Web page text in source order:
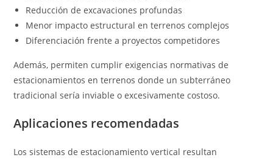
Reducción de excavaciones profundas
Menor impacto estructural en terrenos complejos
Diferenciación frente a proyectos competidores
Además, permiten cumplir exigencias normativas de
estacionamientos en terrenos donde un subterráneo
tradicional sería inviable o excesivamente costoso.
Aplicaciones recomendadas
Los sistemas de estacionamiento vertical resultan